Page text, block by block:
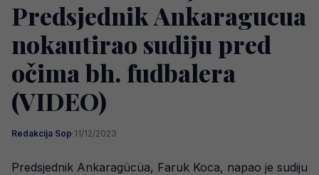
Predsjednik Ankaragucua
nokautirao sudiju pred
očima bh. fudbalera
(VIDEO)
Redakcija Sop·11/12/2023
Predsjednik Ankaragücüa, Faruk Koca, napao je sudiju